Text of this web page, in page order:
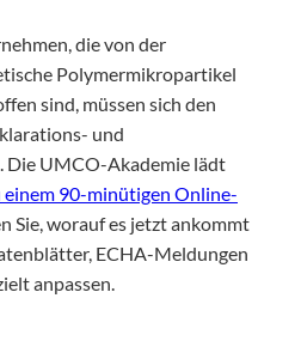
die von der
Polymermikropartikel
sind, müssen sich den
und
Die UMCO-Akademie lädt
einem 90-minütigen Online-
Sie, worauf es jetzt ankommt
ECHA-Meldungen
anpassen.